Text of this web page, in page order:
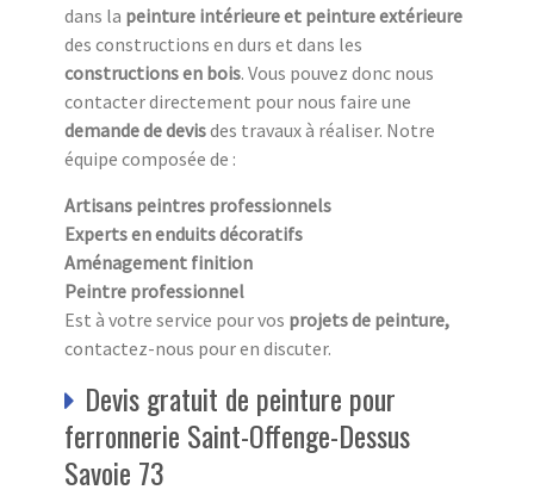
dans la peinture intérieure et peinture extérieure
des constructions en durs et dans les
constructions en bois. Vous pouvez donc nous
contacter directement pour nous faire une
demande de devisdes travaux à réaliser. Notre
équipe composée de :
Artisans peintres professionnels
Experts en enduits décoratifs
Aménagement finition
Peintre professionnel
Est à votre service pour vos projets de peinture,
contactez-nous pour en discuter.
Devis gratuit de peinture pour
ferronnerie Saint-Offenge-Dessus
Savoie 73